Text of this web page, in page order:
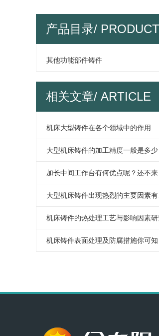
产品目录/ PRODUCT
MENU
其他功能部件铸件
横梁
头架
HT300主轴头
主轴箱
相关文章/ ARTICLE
机床大型铸件在各个领域中的作用
大型机床铸件的加工精度一般是多少
机床铸件的热处理工艺与影响因素
机床铸件表面处理及防腐措施你可知